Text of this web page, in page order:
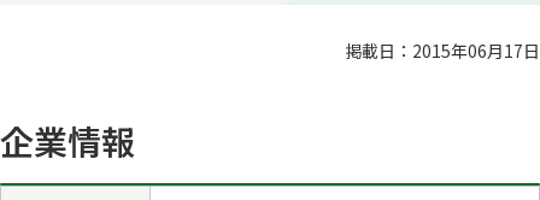
掲載日：2015年06月17日
企業情報